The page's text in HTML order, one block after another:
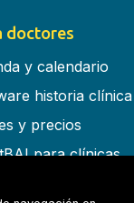
doctores
y calendario
historia clínica
y precios
para clínicas